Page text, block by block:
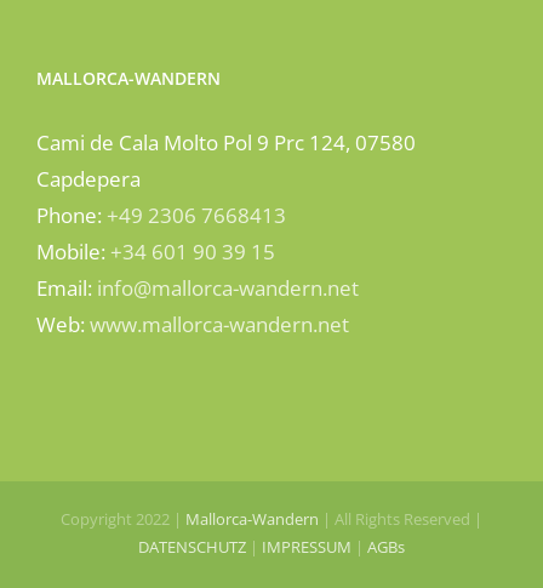
MALLORCA-WANDERN
Cami de Cala Molto Pol 9 Prc 124, 07580
Capdepera
Phone: +49 2306 7668413
Mobile: +34 601 90 39 15
Email: info@mallorca-wandern.net
Web: www.mallorca-wandern.net
Copyright 2022 | Mallorca-Wandern | All Rights Reserved |
DATENSCHUTZ | IMPRESSUM | AGBs